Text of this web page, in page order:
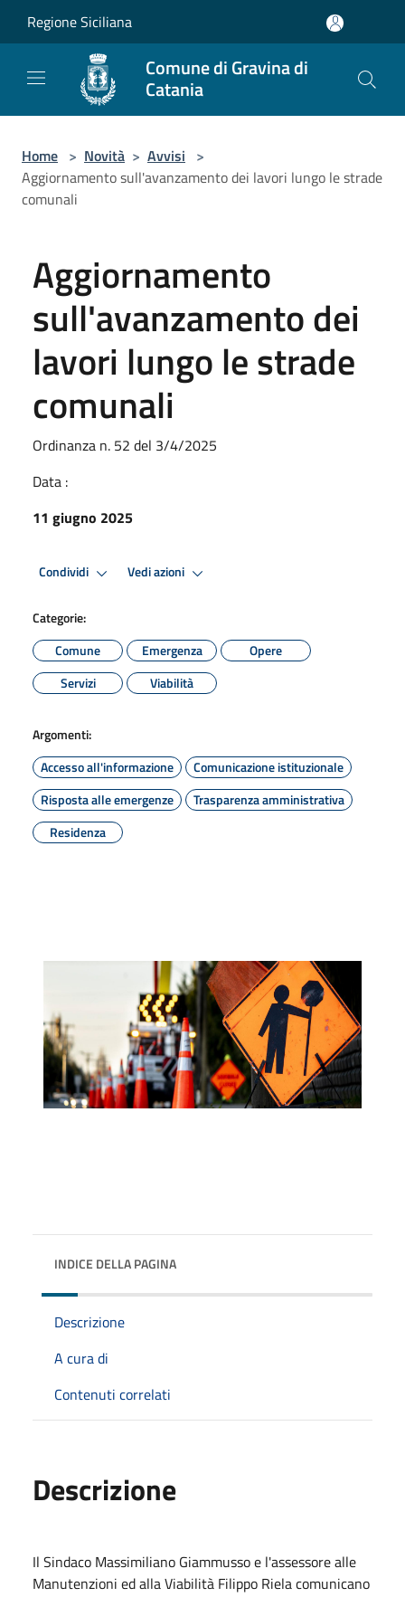
Regione Siciliana
Comune di Gravina di
Catania
Home > Novità > Avvisi >
Aggiornamento sull'avanzamento dei lavori lungo le strade
comunali
Aggiornamento
sull'avanzamento dei
lavori lungo le strade
comunali
Ordinanza n. 52 del 3/4/2025
Data :
11 giugno 2025
Condividi Vedi azioni
Categorie:
Comune
Emergenza
Opere
Servizi
Viabilità
Argomenti:
Accesso all'informazione
Comunicazione istituzionale
Risposta alle emergenze
Trasparenza amministrativa
Residenza
INDICE DELLA PAGINA
Descrizione
A cura di
Contenuti correlati
Descrizione
Il Sindaco Massimiliano Giammusso e l'assessore alle
Manutenzioni ed alla Viabilità Filippo Riela comunicano